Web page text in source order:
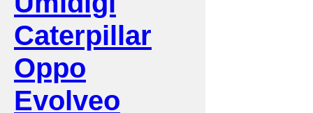
Caterpillar
Oppo
Evolveo